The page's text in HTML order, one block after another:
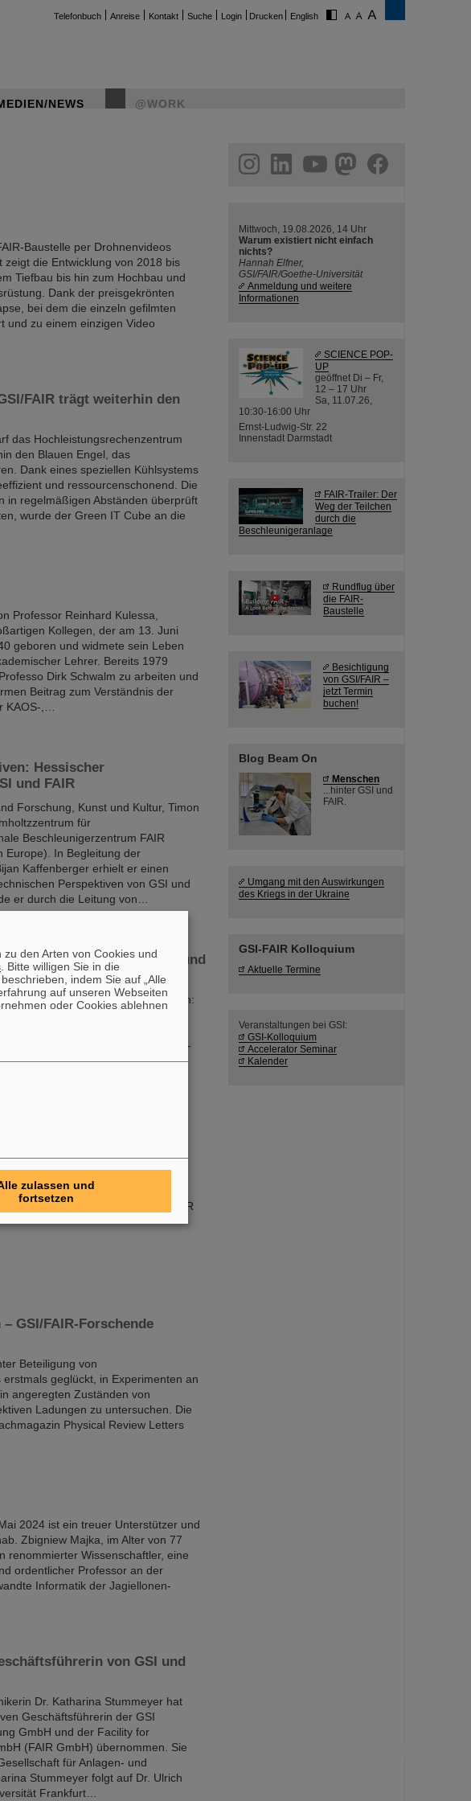
Telefonbuch Anreise Kontakt Suche Login Drucken English
NEWS @WORK
Baustelle per Drohnenvideos
die Entwicklung von 2018 bis
Tiefbau bis hin zum Hochbau und
Dank der preisgekrönten
bei dem die einzeln gefilmten
und zu einem einzigen Video
FAIR trägt weiterhin den
das Hochleistungsrechenzentrum
den Blauen Engel, das
Dank eines speziellen Kühlsystems
und ressourcenschonend. Die
in regelmäßigen Abständen überprüft
wurde der Green IT Cube an die
Professor Reinhard Kulessa,
Kollegen, der am 13. Juni
geboren und widmete sein Leben
Lehrer. Bereits 1979
Dirk Schwalm zu arbeiten und
Beitrag zum Verständnis der
KAOS-,…
Hessischer
und FAIR
Forschung, Kunst und Kultur, Timon
für
Beschleunigerzentrum FAIR
Europe). In Begleitung der
Kaffenberger erhielt er einen
Perspektiven von GSI und
er durch die Leitung von…
Forschende von GSI und
neue Impfstoffe entwickeln:
wirksamen und schnellen
in Darmstadt und des Helmholtz-
haben eine neuartige
die Hyperonenproduktion und -
der am Beschleunigerzentrum FAIR
GSI/FAIR-Forschende
Beteiligung von
geglückt, in Experimenten an
angeregten Zuständen von
Ladungen zu untersuchen. Die
Physical Review Letters
2024 ist ein treuer Unterstützer und
Zbigniew Majka, im Alter von 77
renommierter Wissenschaftler, eine
ordentlicher Professor an der
Informatik der Jagiellonen-
von GSI und
Dr. Katharina Stummeyer hat
Geschäftsführerin der GSI
GmbH und der Facility for
(FAIR GmbH) übernommen. Sie
für Anlagen- und
Stummeyer folgt auf Dr. Ulrich
Frankfurt…
helmholtz.social
facebook
Mittwoch, 19.08.2026, 14 Uhr
Warum existiert nicht einfach
nichts?
Hannah Elfner,
GSI/FAIR/Goethe-Universität
Anmeldung und weitere
Informationen
SCIENCE POP-
UP
geöffnet Di – Fr,
12 – 17 Uhr
Sa, 11.07.26,
10:30-16:00 Uhr
Ernst-Ludwig-Str. 22
Innenstadt Darmstadt
FAIR-Trailer: Der
Weg der Teilchen
durch die
Beschleunigeranlage
Rundflug über
die FAIR-
Baustelle
Besichtigung
von GSI/FAIR –
jetzt Termin
buchen!
Blog Beam On
Menschen
...hinter GSI und
FAIR.
Umgang mit den Auswirkungen
des Kriegs in der Ukraine
GSI-FAIR Kolloquium
Aktuelle Termine
Veranstaltungen bei GSI:
GSI-Kolloquium
Accelerator Seminar
Kalender
den Arten von Cookies und
. Bitte willigen Sie in die
indem Sie auf „Alle
auf unseren Webseiten
oder Cookies ablehnen
zulassen und
fortsetzen